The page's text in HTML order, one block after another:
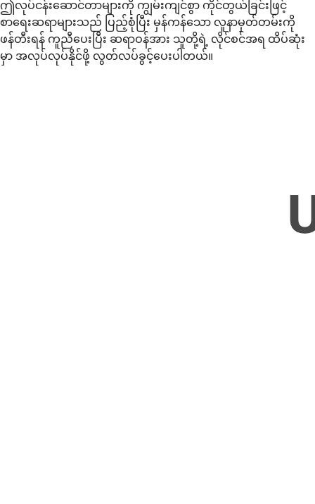
ဤလုပ်ငန်းဆောင်တာများကို ကျွမ်းကျင်စွာ ကိုင်တွယ်ခြင်းဖြင့်
စာရေးဆရာများသည် ပြည့်စုံပြီး မှန်ကန်သော လူနာမှတ်တမ်းကို
ဖန်တီးရန် ကူညီပေးပြီး ဆရာဝန်အား သူတို့ရဲ့ လိုင်စင်အရ ထိပ်ဆုံး
မှာ အလုပ်လုပ်နိုင်ဖို့ လွတ်လပ်ခွင့်ပေးပါတယ်။